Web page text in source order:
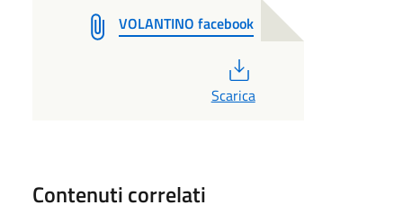
VOLANTINO facebook
Scarica
Contenuti correlati